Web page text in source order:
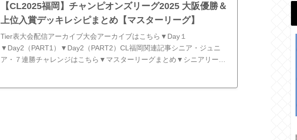
【CL2025福岡】チャンピオンズリーグ2025 大阪優勝＆
上位入賞デッキレシピまとめ【マスターリーグ】
Tier表大会配信アーカイブ大会アーカイブはこちら▼Day１
▼Day2（PART1）▼Day2（PART2）CL福岡関連記事シニア・ジュニ
ア・７連勝チャレンジはこちら▼マスターリーグまとめ▼シニアリーグ